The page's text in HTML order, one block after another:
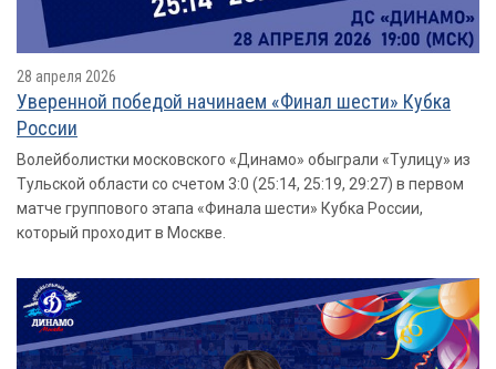
28 апреля 2026
Уверенной победой начинаем «Финал шести» Кубка
России
Волейболистки московского «Динамо» обыграли «Тулицу» из
Тульской области со счетом 3:0 (25:14, 25:19, 29:27) в первом
матче группового этапа «Финала шести» Кубка России,
который проходит в Москве.